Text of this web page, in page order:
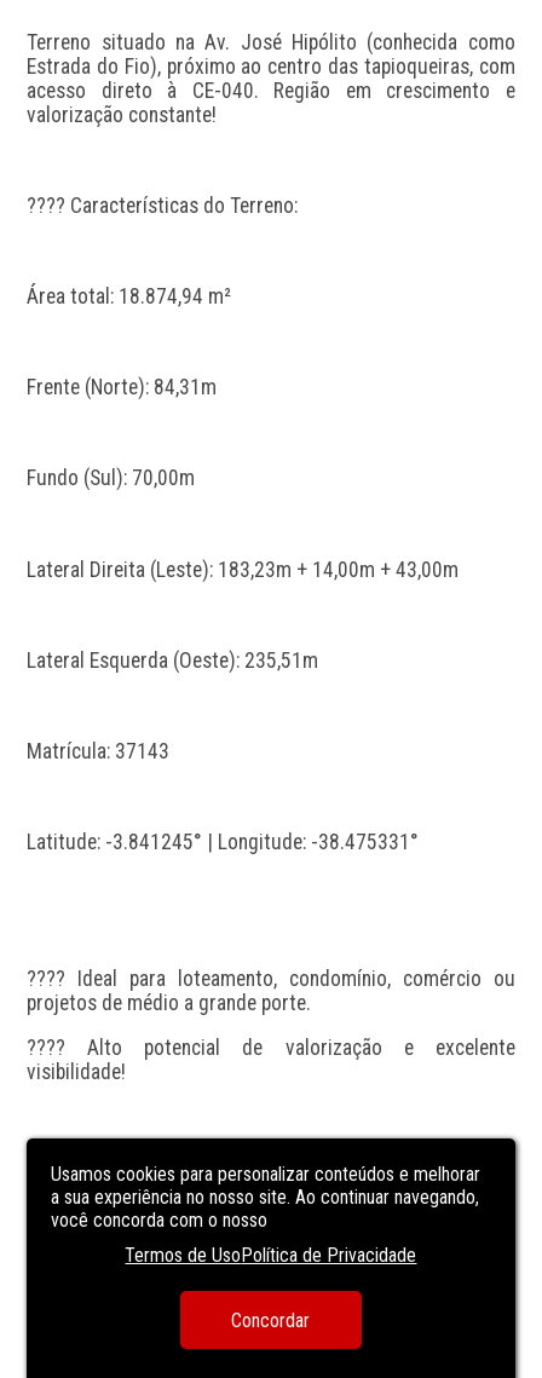
Terreno situado na Av. José Hipólito (conhecida como
Estrada do Fio), próximo ao centro das tapioqueiras, com
acesso direto à CE-040. Região em crescimento e
valorização constante!
???? Características do Terreno:
Área total: 18.874,94 m²
Frente (Norte): 84,31m
Fundo (Sul): 70,00m
Lateral Direita (Leste): 183,23m + 14,00m + 43,00m
Lateral Esquerda (Oeste): 235,51m
Matrícula: 37143
Latitude: -3.841245° | Longitude: -38.475331°
???? Ideal para loteamento, condomínio, comércio ou
projetos de médio a grande porte.
???? Alto potencial de valorização e excelente
visibilidade!
???? Valor sob consulta. Estudamos propostas!
Obs: Os valores estão sujeitos a alteração no decorrer
consultar nossa central.
Usamos cookies para personalizar conteúdos e melhorar
a sua experiência no nosso site. Ao continuar navegando,
você concorda com o nosso
Termos de UsoPolítica de Privacidade
Concordar